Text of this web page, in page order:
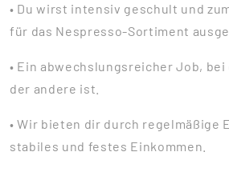
• Du wirst intensiv geschult und
für das Nespresso-Sortiment
• Ein abwechslungsreicher Job, bei
der andere ist.
• Wir bieten dir durch regelmäßige
stabiles und festes Einkommen.